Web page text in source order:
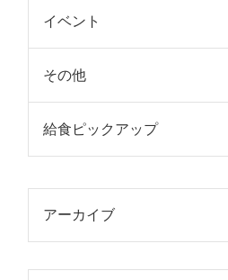
イベント
その他
給食ピックアップ
アーカイブ